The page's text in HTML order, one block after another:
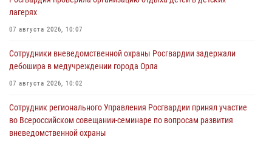
лагерях
07 августа 2026, 10:07
Сотрудники вневедомственной охраны Росгвардии задержали
дебошира в медучреждении города Орла
07 августа 2026, 10:02
Сотрудник регионального Управления Росгвардии принял участие
во Всероссийском совещании-семинаре по вопросам развития
вневедомственной охраны